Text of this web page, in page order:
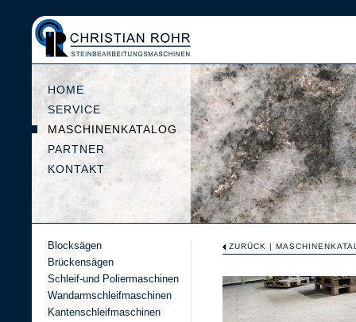
HOME
SERVICE
MASCHINENKATALOG
PARTNER
KONTAKT
Blocksägen
Brückensägen
Schleif-und Poliermaschinen
Wandarmschleifmaschinen
Kantenschleifmaschinen
ZURÜCK |